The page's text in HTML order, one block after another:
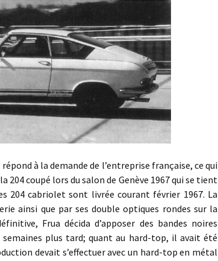
répond à la demande de l’entreprise française, ce qui
204 coupé lors du salon de Genève 1967 qui se tient
204 cabriolet sont livrée courant février 1967. La
ainsi que par ses double optiques rondes sur la
Frua décida d’apposer des bandes noires
plus tard; quant au hard-top, il avait été
devait s’effectuer avec un hard-top en métal